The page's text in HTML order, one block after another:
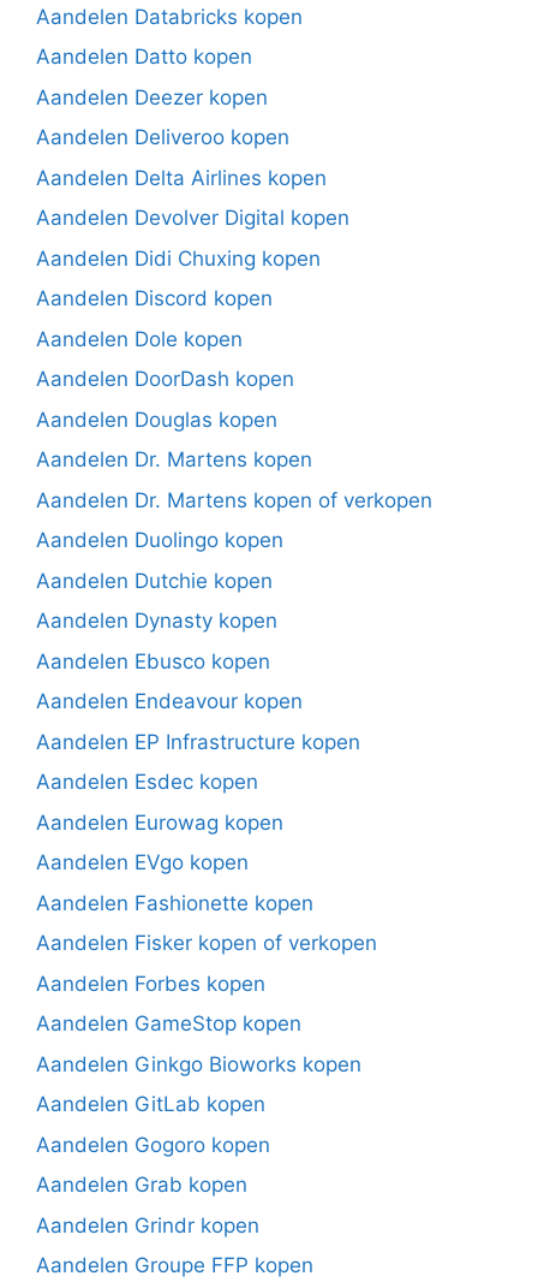
Aandelen Databricks kopen
Aandelen Datto kopen
Aandelen Deezer kopen
Aandelen Deliveroo kopen
Aandelen Delta Airlines kopen
Aandelen Devolver Digital kopen
Aandelen Didi Chuxing kopen
Aandelen Discord kopen
Aandelen Dole kopen
Aandelen DoorDash kopen
Aandelen Douglas kopen
Aandelen Dr. Martens kopen
Aandelen Dr. Martens kopen of verkopen
Aandelen Duolingo kopen
Aandelen Dutchie kopen
Aandelen Dynasty kopen
Aandelen Ebusco kopen
Aandelen Endeavour kopen
Aandelen EP Infrastructure kopen
Aandelen Esdec kopen
Aandelen Eurowag kopen
Aandelen EVgo kopen
Aandelen Fashionette kopen
Aandelen Fisker kopen of verkopen
Aandelen Forbes kopen
Aandelen GameStop kopen
Aandelen Ginkgo Bioworks kopen
Aandelen GitLab kopen
Aandelen Gogoro kopen
Aandelen Grab kopen
Aandelen Grindr kopen
Aandelen Groupe FFP kopen